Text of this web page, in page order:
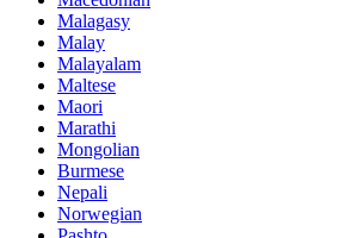
Malagasy
Malay
Malayalam
Maltese
Maori
Marathi
Mongolian
Burmese
Nepali
Norwegian